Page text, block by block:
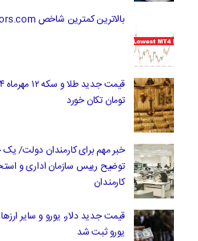
بالاترین کمترین شاخص MT4 – forexmt4indicators.com
تومان تکان خورد
خبر مهم برای کارمندان دولت/
توضیح رییس سازمان اداری و
کارمندان
یورو ثبت شد